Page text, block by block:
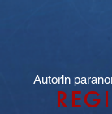
Autorin